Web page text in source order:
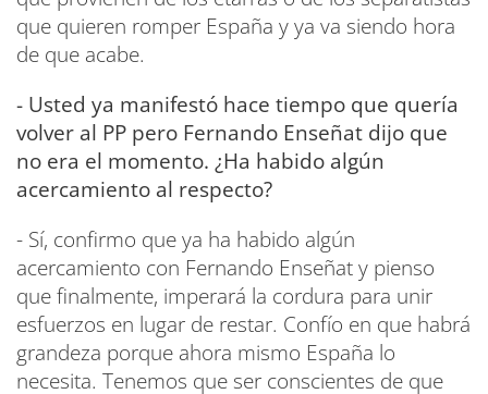
que quieren romper España y ya va siendo hora
de que acabe.
- Usted ya manifestó hace tiempo que quería
volver al PP pero Fernando Enseñat dijo que
no era el momento. ¿Ha habido algún
acercamiento al respecto?
- Sí, confirmo que ya ha habido algún
acercamiento con Fernando Enseñat y pienso
que finalmente, imperará la cordura para unir
esfuerzos en lugar de restar. Confío en que habrá
grandeza porque ahora mismo España lo
necesita. Tenemos que ser conscientes de que